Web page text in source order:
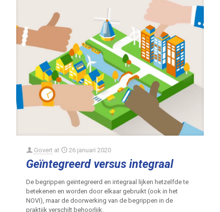
Govert at 26 januari 2020
Geïntegreerd versus integraal
De begrippen geïntegreerd en integraal lijken hetzelfde te
betekenen en worden door elkaar gebruikt (ook in het
NOVI), maar de doorwerking van de begrippen in de
praktijk verschilt behoorlijk.